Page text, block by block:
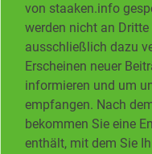
von staaken.info
werden nicht an
ausschließlich dazu
Erscheinen neuer
informieren und um
empfangen. Nach
bekommen Sie eine
enthält, mit dem Sie